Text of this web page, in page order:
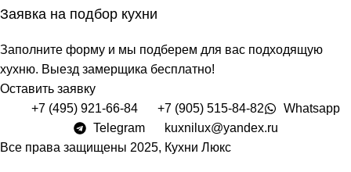
Заявка на подбор кухни
Заполните форму и мы подберем для вас подходящую
хухню. Выезд замерщика бесплатно!
Оставить заявку
+7 (495) 921-66-84
+7 (905) 515-84-82
Whatsapp
Telegram
kuxnilux@yandex.ru
Все права защищены 2025, Кухни Люкс